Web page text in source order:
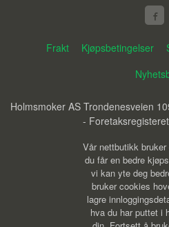
Frakt Kjøpsbetingelser
Holmsmoker AS Trondenesveien
-
Vår nettbutikk
du får en bedre
vi kan yte deg
bruker cookies
lagre
hva du har puttet i